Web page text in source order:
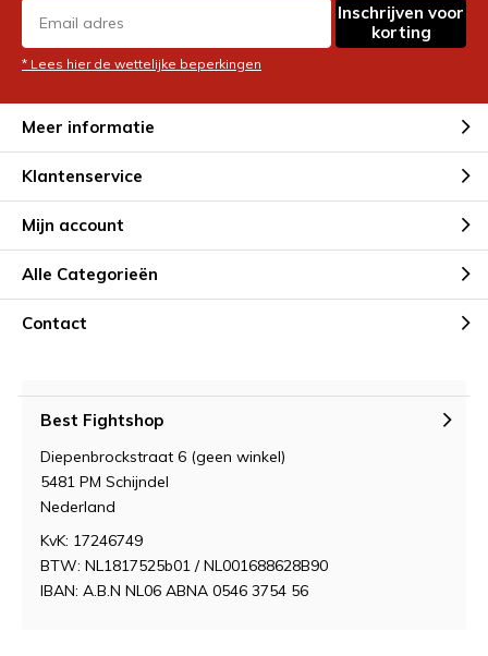
Inschrijven voor
korting
* Lees hier de wettelijke beperkingen
Meer informatie
Klantenservice
Mijn account
Alle Categorieën
Contact
Best Fightshop
Diepenbrockstraat 6 (geen winkel)
5481 PM Schijndel
Nederland
KvK: 17246749
BTW: NL1817525b01 / NL001688628B90
IBAN: A.B.N NL06 ABNA 0546 3754 56